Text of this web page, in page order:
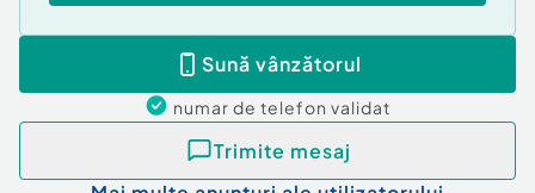
Sună vânzătorul
numar de telefon validat
Trimite mesaj